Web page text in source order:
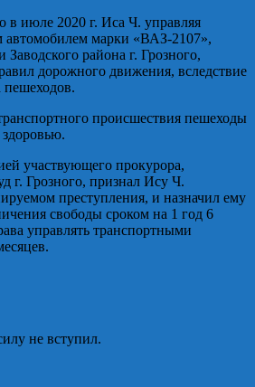
в июле 2020 г. Иса Ч. управляя
автомобилем марки «ВАЗ-2107»,
Заводского района г. Грозного,
дорожного движения, вследствие
пешеходов.
происшествия пешеходы
участвующего прокурора,
г. Грозного, признал Ису Ч.
преступления, и назначил ему
свободы сроком на 1 год 6
управлять транспортными
не вступил.